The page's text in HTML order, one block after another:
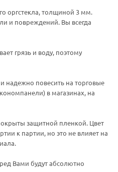
оргстекла, толщиной 3 мм.
и повреждений. Вы всегда
грязь и воду, поэтому
надежно повесить на торговые
в магазинах, на
защитной пленкой. Цвет
к партии, но это не влияет на
Вами будут абсолютно